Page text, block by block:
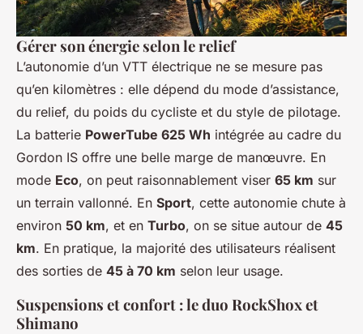
Gérer son énergie selon le relief
L’autonomie d’un VTT électrique ne se mesure pas
qu’en kilomètres : elle dépend du mode d’assistance,
du relief, du poids du cycliste et du style de pilotage.
La batterie PowerTube 625 Wh intégrée au cadre du
Gordon IS offre une belle marge de manœuvre. En
mode Eco, on peut raisonnablement viser 65 km sur
un terrain vallonné. En Sport, cette autonomie chute à
environ 50 km, et en Turbo, on se situe autour de 45
km. En pratique, la majorité des utilisateurs réalisent
des sorties de 45 à 70 km selon leur usage.
Suspensions et confort : le duo RockShox et
Shimano